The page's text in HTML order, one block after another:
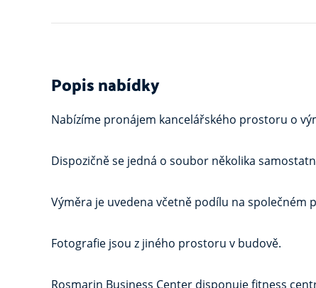
Popis nabídky
Nabízíme pronájem kancelářského prostoru o
Dispozičně se jedná o soubor několika
Výměra je uvedena včetně podílu na společném
Fotografie jsou z jiného prostoru v budově.
Rosmarin Business Center disponuje fitness